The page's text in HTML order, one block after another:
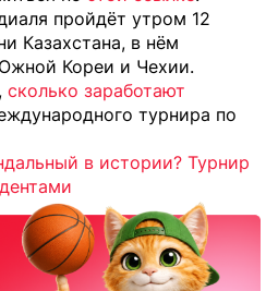
пройдёт утром 12
Казахстана, в нём
Кореи и Чехии.
сколько заработают
турнира по
в истории? Турнир